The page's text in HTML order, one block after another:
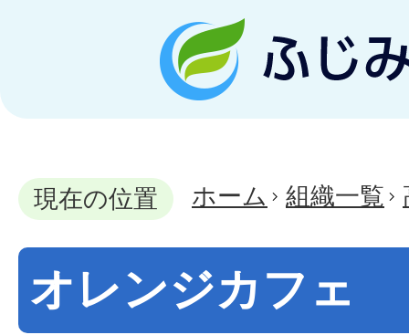
現在の位置 ホーム 組織一覧
オレンジカフェ